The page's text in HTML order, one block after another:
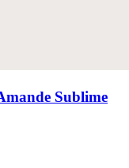
Sublime